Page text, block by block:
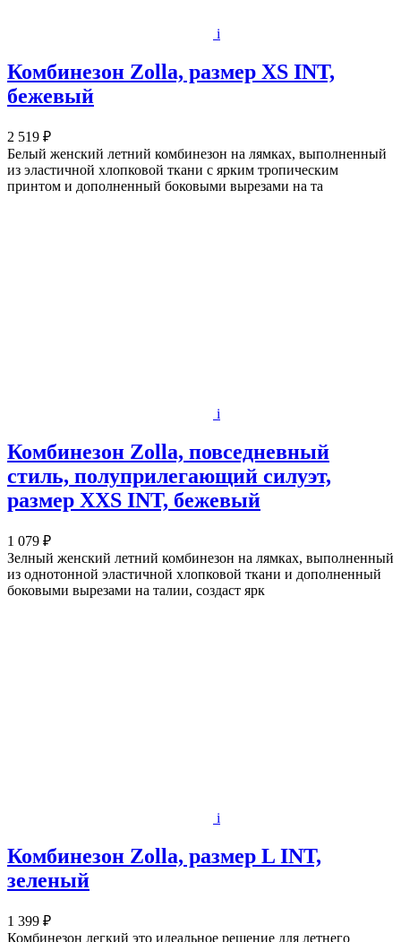
i
Комбинезон Zolla, размер XS INT,
бежевый
2 519 ₽
Белый женский летний комбинезон на лямках, выполненный
из эластичной хлопковой ткани с ярким тропическим
принтом и дополненный боковыми вырезами на та
i
Комбинезон Zolla, повседневный
стиль, полуприлегающий силуэт,
размер XXS INT, бежевый
1 079 ₽
Зелный женский летний комбинезон на лямках, выполненный
из однотонной эластичной хлопковой ткани и дополненный
боковыми вырезами на талии, создаст ярк
i
Комбинезон Zolla, размер L INT,
зеленый
1 399 ₽
Комбинезон легкий это идеальное решение для летнего